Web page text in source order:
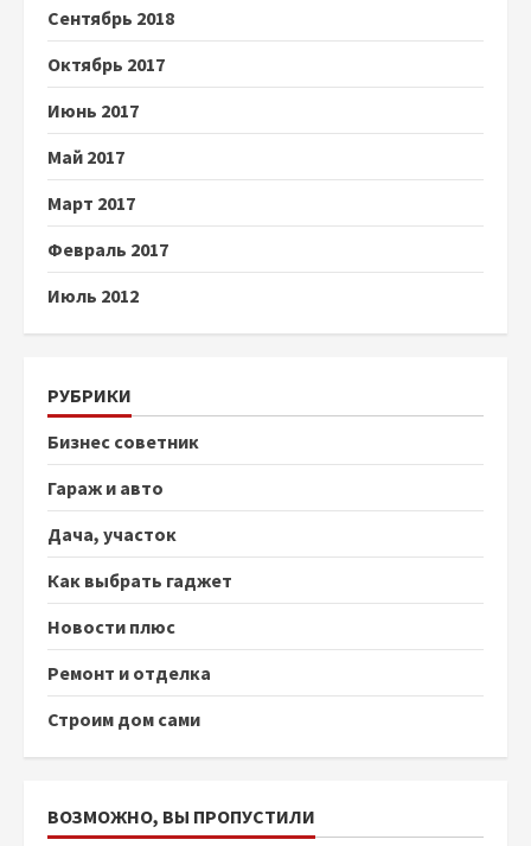
Сентябрь 2018
Октябрь 2017
Июнь 2017
Май 2017
Март 2017
Февраль 2017
Июль 2012
РУБРИКИ
Бизнес советник
Гараж и авто
Дача, участок
Как выбрать гаджет
Новости плюс
Ремонт и отделка
Строим дом сами
ВОЗМОЖНО, ВЫ ПРОПУСТИЛИ